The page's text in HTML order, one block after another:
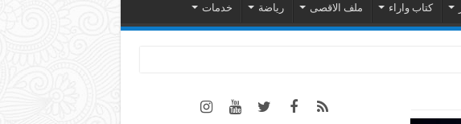
كتاب واراء ملف الاقصى رياضة خدمات